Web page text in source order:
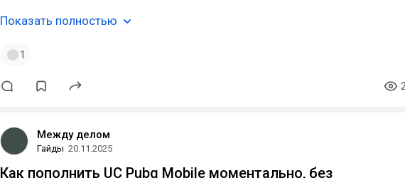
Показать полностью
1
Между делом
Гайды 20.11.2025
Как пополнить UC Pubg Mobile моментально, без